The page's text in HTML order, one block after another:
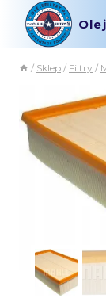
/ Sklep / Filtry /